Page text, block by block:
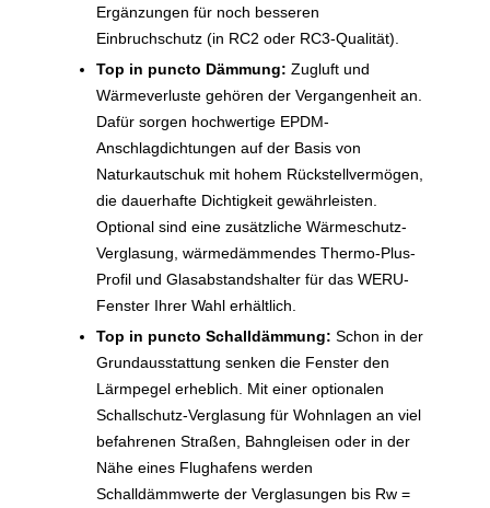
Ergänzungen für noch besseren
Einbruchschutz (in RC2 oder RC3-Qualität).
Top in puncto Dämmung: Zugluft und
Wärmeverluste gehören der Vergangenheit an.
Dafür sorgen hochwertige EPDM-
Anschlagdichtungen auf der Basis von
Naturkautschuk mit hohem Rückstellvermögen,
die dauerhafte Dichtigkeit gewährleisten.
Optional sind eine zusätzliche Wärmeschutz-
Verglasung, wärmedämmendes Thermo-Plus-
Profil und Glasabstandshalter für das WERU-
Fenster Ihrer Wahl erhältlich.
Top in puncto Schalldämmung: Schon in der
Grundausstattung senken die Fenster den
Lärmpegel erheblich. Mit einer optionalen
Schallschutz-Verglasung für Wohnlagen an viel
befahrenen Straßen, Bahngleisen oder in der
Nähe eines Flughafens werden
Schalldämmwerte der Verglasungen bis Rw =